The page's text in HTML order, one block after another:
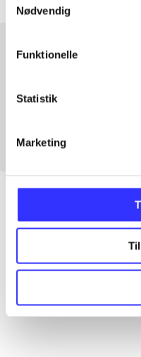
Nødvendig
Funktionelle
Statistik
Marketing
Fra
Alle registrerede